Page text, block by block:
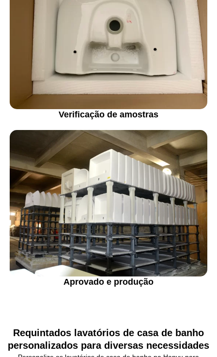
Verificação de amostras
Aprovado e produção
Requintados lavatórios de casa de banho
personalizados para diversas necessidades